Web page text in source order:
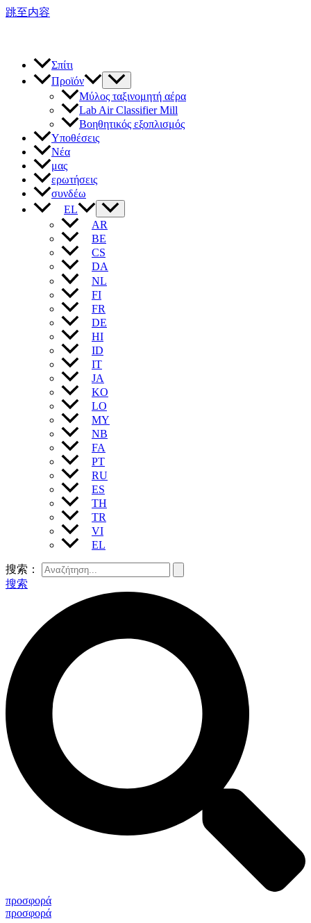
跳至内容
Σπίτι
Προϊόν
Μύλος ταξινομητή αέρα
Lab Air Classifier Mill
Βοηθητικός εξοπλισμός
Υποθέσεις
Νέα
μας
ερωτήσεις
συνδέω
EL
AR
BE
CS
DA
NL
FI
FR
DE
HI
ID
IT
JA
KO
LO
MY
NB
FA
PT
RU
ES
TH
TR
VI
EL
搜索：
搜索
προσφορά
προσφορά